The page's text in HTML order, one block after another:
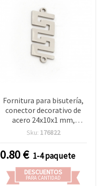
Fornitura para bisutería,
conector decorativo de
acero 24x10x1 mm,
agujero 1 mm, color plata
Sku: 176822
0.80€ 1-4 paquete
DESCUENTOS
PARA CANTIDAD